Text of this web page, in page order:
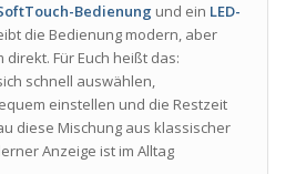
Bedienung und ein LED-
die Bedienung modern, aber
Für Euch heißt das:
schnell auswählen,
einstellen und die Restzeit
diese Mischung aus klassischer
Anzeige ist im Alltag